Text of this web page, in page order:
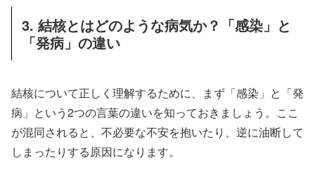
3. 結核とはどのような病気か？「感染」と
「発病」の違い
結核について正しく理解するために、まず「感染」と「発
病」という2つの言葉の違いを知っておきましょう。ここ
が混同されると、不必要な不安を抱いたり、逆に油断して
しまったりする原因になります。